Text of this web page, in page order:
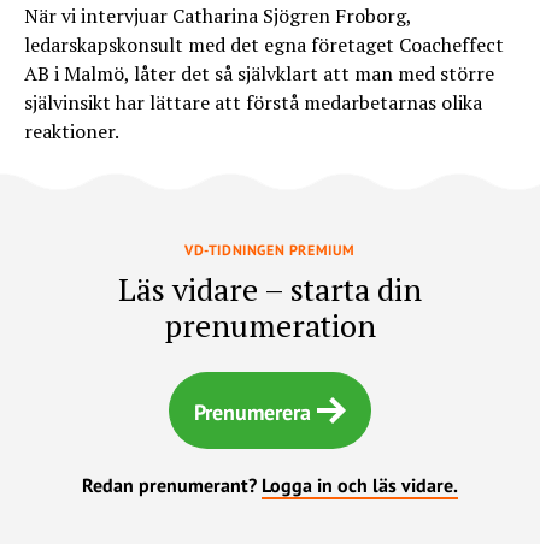
När vi intervjuar Catharina Sjögren Froborg,
ledarskapskonsult med det egna företaget Coacheffect
AB i Malmö, låter det så självklart att man med större
självinsikt har lättare att förstå medarbetarnas olika
reaktioner.
VD-TIDNINGEN PREMIUM
Läs vidare – starta din
prenumeration
Prenumerera
Redan prenumerant? Logga in och läs vidare.